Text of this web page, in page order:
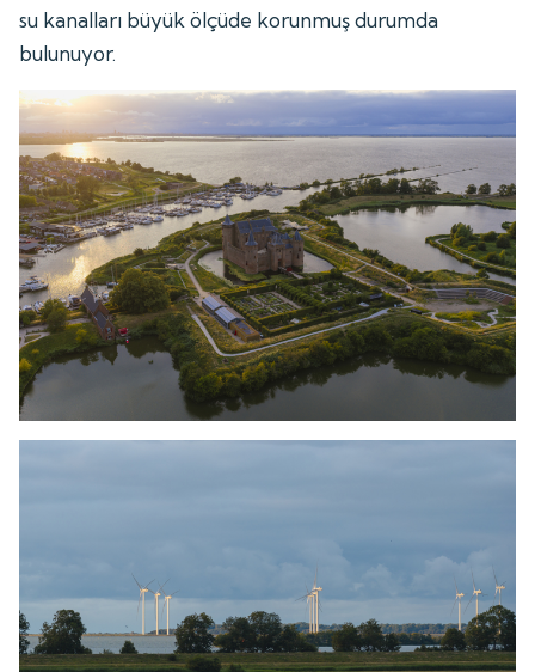
su kanalları büyük ölçüde korunmuş durumda
bulunuyor.